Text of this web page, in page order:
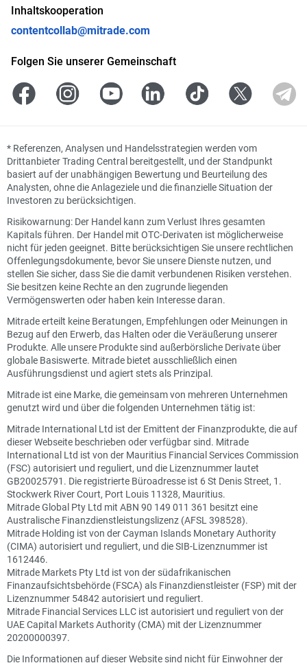
Inhaltskooperation
contentcollab@mitrade.com
Folgen Sie unserer Gemeinschaft
* Referenzen, Analysen und Handelsstrategien werden vom
Drittanbieter Trading Central bereitgestellt, und der Standpunkt
basiert auf der unabhängigen Bewertung und Beurteilung des
Analysten, ohne die Anlageziele und die finanzielle Situation der
Investoren zu berücksichtigen.
Risikowarnung: Der Handel kann zum Verlust Ihres gesamten
Kapitals führen. Der Handel mit OTC-Derivaten ist möglicherweise
nicht für jeden geeignet. Bitte berücksichtigen Sie unsere rechtlichen
Offenlegungsdokumente, bevor Sie unsere Dienste nutzen, und
stellen Sie sicher, dass Sie die damit verbundenen Risiken verstehen.
Sie besitzen keine Rechte an den zugrunde liegenden
Vermögenswerten oder haben kein Interesse daran.
Mitrade erteilt keine Beratungen, Empfehlungen oder Meinungen in
Bezug auf den Erwerb, das Halten oder die Veräußerung unserer
Produkte. Alle unsere Produkte sind außerbörsliche Derivate über
globale Basiswerte. Mitrade bietet ausschließlich einen
Ausführungsdienst und agiert stets als Prinzipal.
Mitrade ist eine Marke, die gemeinsam von mehreren Unternehmen
genutzt wird und über die folgenden Unternehmen tätig ist:
Mitrade International Ltd ist der Emittent der Finanzprodukte, die auf
dieser Webseite beschrieben oder verfügbar sind. Mitrade
International Ltd ist von der Mauritius Financial Services Commission
(FSC) autorisiert und reguliert, und die Lizenznummer lautet
GB20025791. Die registrierte Büroadresse ist 6 St Denis Street, 1.
Stockwerk River Court, Port Louis 11328, Mauritius.
Mitrade Global Pty Ltd mit ABN 90 149 011 361 besitzt eine
Australische Finanzdienstleistungslizenz (AFSL 398528).
Mitrade Holding ist von der Cayman Islands Monetary Authority
(CIMA) autorisiert und reguliert, und die SIB-Lizenznummer ist
1612446.
Mitrade Markets Pty Ltd ist von der südafrikanischen
Finanzaufsichtsbehörde (FSCA) als Finanzdienstleister (FSP) mit der
Lizenznummer 54842 autorisiert und reguliert.
Mitrade Financial Services LLC ist autorisiert und reguliert von der
UAE Capital Markets Authority (CMA) mit der Lizenznummer
20200000397.
Die Informationen auf dieser Website sind nicht für Einwohner der